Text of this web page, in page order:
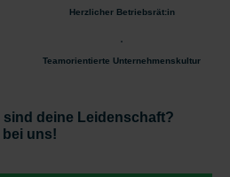
Herzlicher Betriebsrät:in
Teamorientierte Unternehmenskultur
deine Leidenschaft?
bei uns!